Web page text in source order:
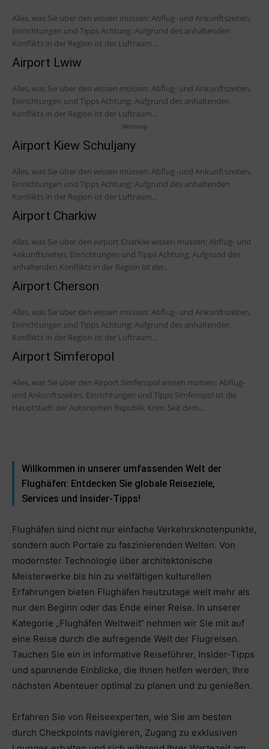
Alles, was Sie über den wissen müssen: Abflug- und Ankunftszeiten,
Einrichtungen und Tipps Achtung: Aufgrund des anhaltenden
Konflikts in der Region ist der Luftraum...
Airport Lwiw
Alles, was Sie über den wissen müssen: Abflug- und Ankunftszeiten,
Einrichtungen und Tipps Achtung: Aufgrund des anhaltenden
Konflikts in der Region ist der Luftraum...
Werbung
Airport Kiew Schuljany
Alles, was Sie über den wissen müssen: Abflug- und Ankunftszeiten,
Einrichtungen und Tipps Achtung: Aufgrund des anhaltenden
Konflikts in der Region ist der Luftraum...
Airport Charkiw
Alles, was Sie über den Airport Charkiw wissen müssen: Abflug- und
Ankunftszeiten, Einrichtungen und Tipps Achtung: Aufgrund des
anhaltenden Konflikts in der Region ist der...
Airport Cherson
Alles, was Sie über den wissen müssen: Abflug- und Ankunftszeiten,
Einrichtungen und Tipps Achtung: Aufgrund des anhaltenden
Konflikts in der Region ist der Luftraum...
Airport Simferopol
Alles, was Sie über den Airport Simferopol wissen müssen: Abflug-
und Ankunftszeiten, Einrichtungen und Tipps Simferopol ist die
Hauptstadt der Autonomen Republik Krim. Seit dem...
Willkommen in unserer umfassenden Welt der
Flughäfen: Entdecken Sie globale Reiseziele,
Services und Insider-Tipps!
Flughäfen sind nicht nur einfache Verkehrsknotenpunkte,
sondern auch Portale zu faszinierenden Welten. Von
modernster Technologie über architektonische
Meisterwerke bis hin zu vielfältigen kulturellen
Erfahrungen bieten Flughäfen heutzutage weit mehr als
nur den Beginn oder das Ende einer Reise. In unserer
Kategorie „Flughäfen Weltweit“ nehmen wir Sie mit auf
eine Reise durch die aufregende Welt der Flugreisen.
Tauchen Sie ein in informative Reiseführer, Insider-Tipps
und spannende Einblicke, die Ihnen helfen werden, Ihre
nächsten Abenteuer optimal zu planen und zu genießen.
Erfahren Sie von Reiseexperten, wie Sie am besten
durch Checkpoints navigieren, Zugang zu exklusiven